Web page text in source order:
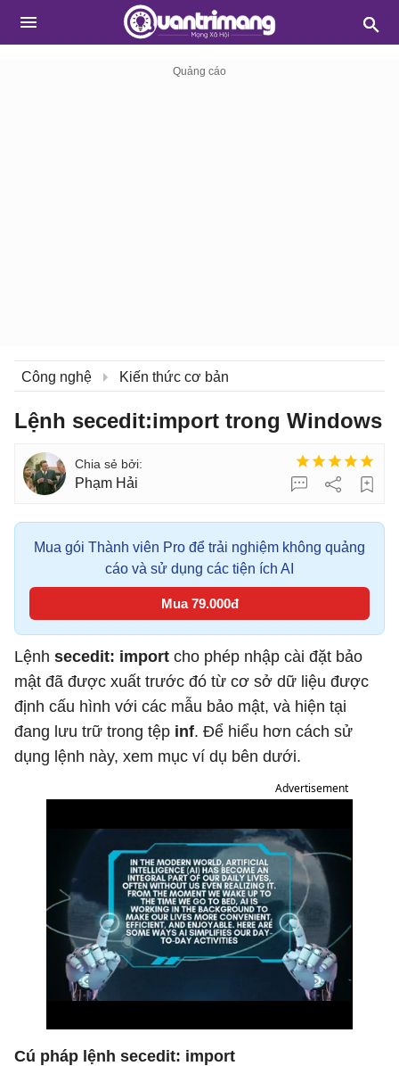
Công nghệ Kiến thức cơ bản
Lệnh secedit:import trong Windows
Phạm Hải
Mua gói Thành viên Pro để trải nghiệm không quảng
cáo và sử dụng các tiện ích AI
Mua 79.000đ
Lệnh secedit: import cho phép nhập cài đặt bảo
mật đã được xuất trước đó từ cơ sở dữ liệu được
định cấu hình với các mẫu bảo mật, và hiện tại
đang lưu trữ trong tệp inf. Để hiểu hơn cách sử
dụng lệnh này, xem mục ví dụ bên dưới.
Advertisement
Cú pháp lệnh secedit: import